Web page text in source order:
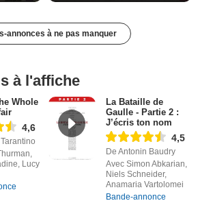
annonces à ne pas manquer
à l'affiche
Whole
4,6
Lucy
La Bataille de
Gaulle - Partie 2 :
J’écris ton nom
4,5
De Antonin Baudry
Avec Simon Abkarian,
Niels Schneider,
Anamaria Vartolomei
Bande-annonce